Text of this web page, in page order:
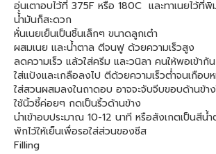
อุ่นเตาอบไว้ที่ 375F หรือ 180C และทาเนยไว้ที่พิ
น้ำมันก็สะดวก
หั่นเนยเย็นเป็นชิ้นเล็กๆ ขนาดลูกเต๋า
ผสมเนย และน้ำตาล ตีจนฟู ด้วยความเร็วสูง
ลดความเร็ว แล้วใส่ครีม และวนิลา คนให้พอเข้ากัน
ใส่แป้งและเกลือลงไป ตีด้วยความเร็วต่ำจนเกือ
ใส่สวนผสมลงในถาดอบ อาจจะจับจีบขอบด้านข้า
ใช้นิ้วชี้ค่อยๆ กดเป็นริ้วด้านข้าง
นำเข้าอบประมาณ 10-12 นาที หรือสังเกตเป็นสีน้
พักไว้ให้เย็นเพื่อรอใส่ส่วนของชีส
Filling